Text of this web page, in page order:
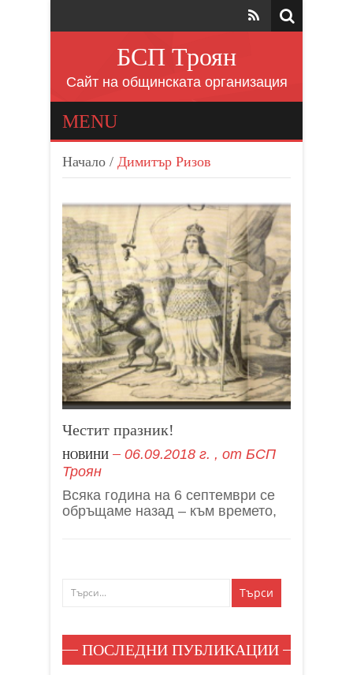
БСП Троян
Сайт на общинската организация
MENU
Начало / Димитър Ризов
Честит празник!
НОВИНИ 06.09.2018 г. , от БСП
Троян
Всяка година на 6 септември се
обръщаме назад – към времето,
ПОСЛЕДНИ ПУБЛИКАЦИИ